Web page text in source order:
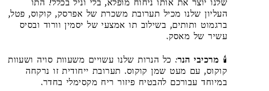
שלנו יוצר את אותו ניחוח מופלא, בלי וניל בכלל! התו
העליון שלנו מכיל תערובת משכרת של אפרסק, קוקוס, פטל,
ברגמוט ותותים, בשילוב תו אמצעי של יסמין וורוד ובסיס
עשיר של מאסק.
🕯️ מרכיבי הנר: כל הנרות שלנו עשויים משעוות סויה ושעוות
קוקוס, עם מעט שמן קוקוס. תערובת ייחודית זו נרקחה
במיוחד עבורכם להבטיח פיזור ריח מקסימלי בחדר.